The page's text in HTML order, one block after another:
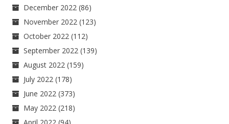
December 2022 (86)
November 2022 (123)
October 2022 (112)
September 2022 (139)
August 2022 (159)
July 2022 (178)
June 2022 (373)
May 2022 (218)
April 2022 (94)